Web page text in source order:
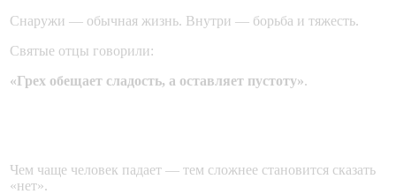
Снаружи — обычная жизнь. Внутри — борьба и тяжесть.
Святые отцы говорили:
«Грех обещает сладость, а оставляет пустоту».
Чем чаще человек падает — тем сложнее становится сказать
«нет».